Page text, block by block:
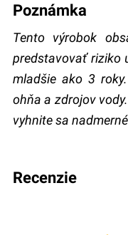
Poznámka
Tento výrobok
predstavovať riziko
mladšie ako 3
ohňa a zdrojov
vyhnite sa
recenzie